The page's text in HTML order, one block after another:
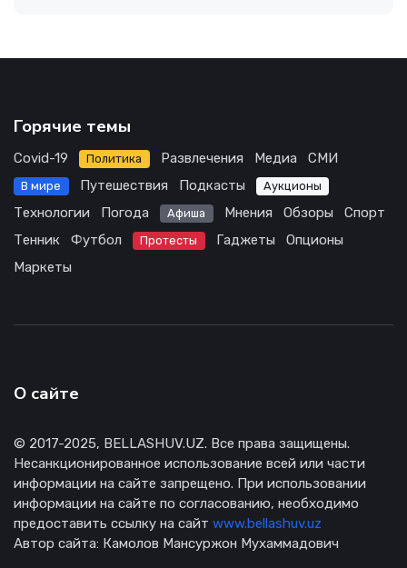
Горячие темы
Covid-19 Политика Развлечения Медиа СМИ
В мире Путешествия Подкасты Аукционы
Технологии Погода Афиша Мнения Обзоры
Спорт
Тенник
Футбол Протесты Гаджеты
Опционы
Маркеты
О сайте
© 2017-2025, BELLASHUV.UZ. Все права защищены.
Несанкционированное использование всей или части
информации на сайте запрещено. При использовании
информации на сайте по согласованию, необходимо
предоставить ссылку на сайт www.bellashuv.uz
Автор сайта: Камолов Мансуржон Мухаммадович